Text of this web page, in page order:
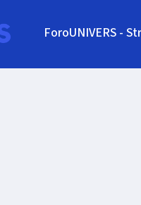
ForoUNIVERS -